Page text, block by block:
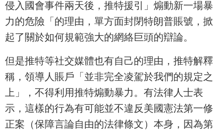
侵入國會事件兩天後，推特援引」煽動新一場暴
力的危險「的理由，單方面封閉特朗普賬號，掀
起了關於如何規範強大的網絡巨頭的辯論。
但是推特等社交媒體也有自己的理由，推特解釋
稱，領導人賬戶「並非完全凌駕於我們的規定之
上」，不得利用推特煽動暴力。有法律人士表
示，這樣的行為有可能並不違反美國憲法第一修
正案（保障言論自由的法律條文）本身，因為第